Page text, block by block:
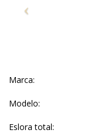
Marca:
Modelo:
Eslora total: